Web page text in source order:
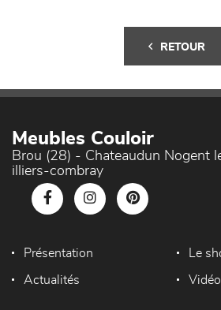
RETOUR
Meubles Couloir
Brou (28) - Chateaudun Nogent
illiers-combray
Présentation Le
Actualités